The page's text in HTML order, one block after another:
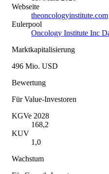
Webseite
theoncologyinstitute.com
Eulerpool
Oncology Institute Inc
Marktkapitalisierung
496 Mio. USD
Bewertung
Für Value-Investoren
KGVe 2028
168,2
KUV
1,0
Wachstum